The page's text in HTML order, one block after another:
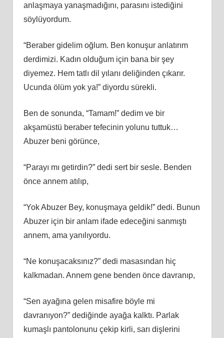
anlaşmaya yanaşmadığını, parasını istediğini
söylüyordum.
“Beraber gidelim oğlum. Ben konuşur anlatırım
derdimizi. Kadın olduğum için bana bir şey
diyemez. Hem tatlı dil yılanı deliğinden çıkarır.
Ucunda ölüm yok ya!” diyordu sürekli.
Ben de sonunda, “Tamam!” dedim ve bir
akşamüstü beraber tefecinin yolunu tuttuk…
Abuzer beni görünce,
“Parayı mı getirdin?” dedi sert bir sesle. Benden
önce annem atılıp,
“Yok Abuzer Bey, konuşmaya geldik!” dedi. Bunun
Abuzer için bir anlam ifade edeceğini sanmıştı
annem, ama yanılıyordu.
“Ne konuşacaksınız?” dedi masasından hiç
kalkmadan. Annem gene benden önce davranıp,
“Sen ayağına gelen misafire böyle mi
davranıyon?” dediğinde ayağa kalktı. Parlak
kumaşlı pantolonunu çekip kirli, sarı dişlerini